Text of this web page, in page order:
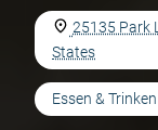
25135 Park
States
Essen & Trinken